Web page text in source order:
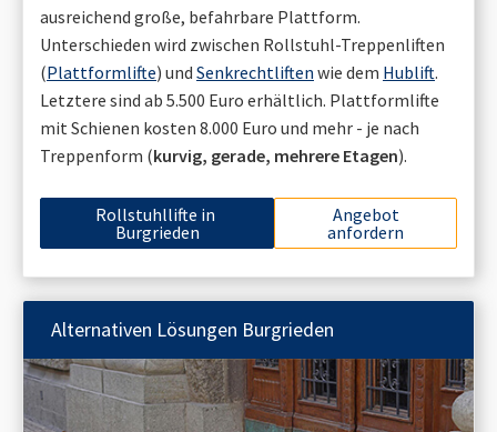
ausreichend große, befahrbare Plattform.
Unterschieden wird zwischen Rollstuhl-Treppenliften
(Plattformlifte) und Senkrechtliften wie dem Hublift.
Letztere sind ab 5.500 Euro erhältlich. Plattformlifte
mit Schienen kosten 8.000 Euro und mehr - je nach
Treppenform (kurvig, gerade, mehrere Etagen).
Rollstuhllifte in
Burgrieden
Angebot
anfordern
Alternativen Lösungen Burgrieden